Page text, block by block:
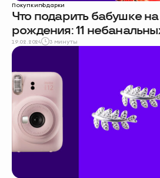
Покупкиподарки
Что подарить бабушке
рождения: 11
19.02.2024 3 минуты